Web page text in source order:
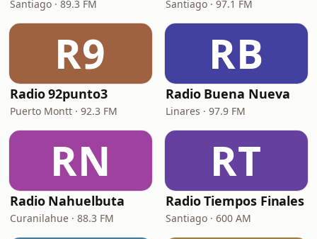
Santiago · 89.3 FM Santiago · 97.1 FM
R9
Radio 92punto3
Puerto Montt · 92.3 FM
RB
Radio Buena Nueva
Linares · 97.9 FM
RN
Radio Nahuelbuta
Curanilahue · 88.3 FM
RT
Radio Tiempos Finales
Santiago · 600 AM